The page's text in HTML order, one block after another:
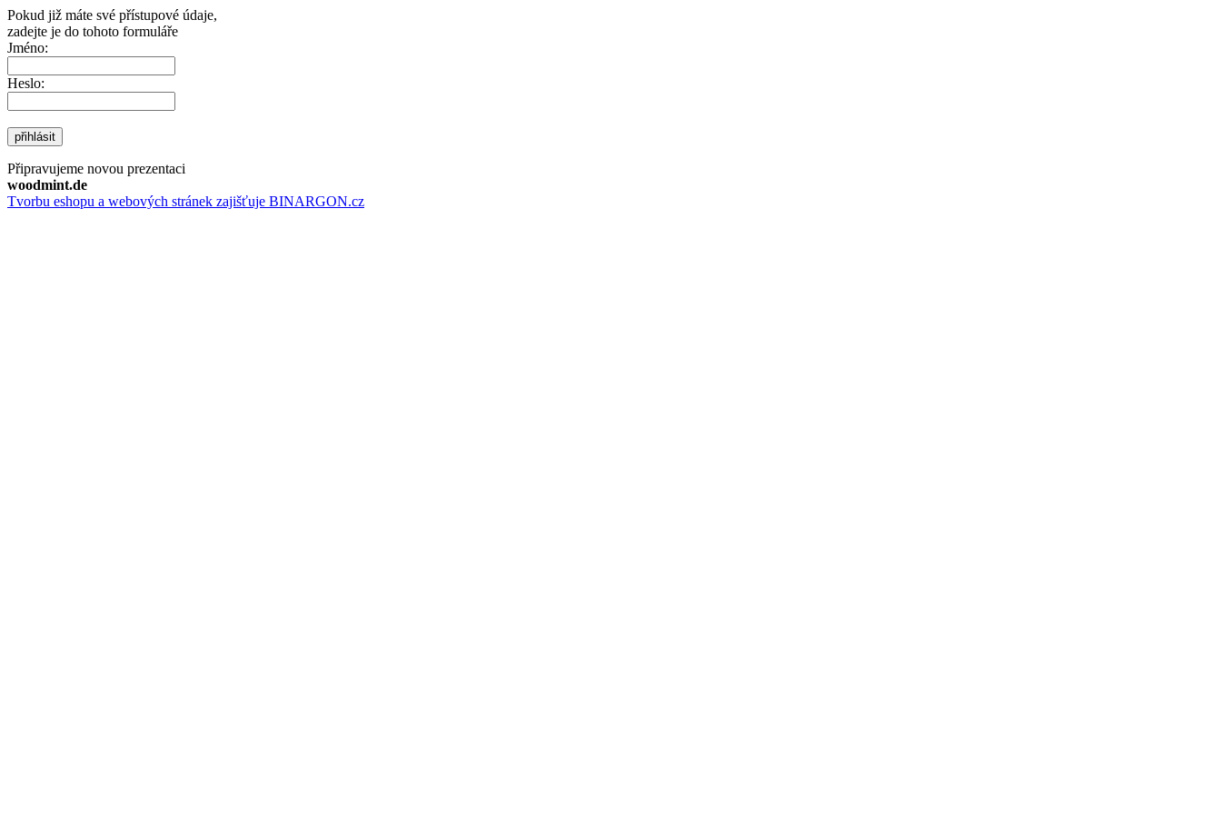
Pokud již máte své přístupové údaje,
zadejte je do tohoto formuláře
Jméno:
Heslo:
přihlásit
Připravujeme novou prezentaci
woodmint.de
Tvorbu eshopu a webových stránek zajišťuje BINARGON.cz